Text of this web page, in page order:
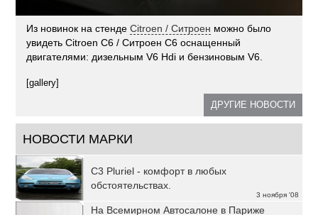
Из новинок на стендеCitroen / Ситроен можно было
увидеть Citroen С6 / Ситроен С6 оснащенный
двигателями: дизельным V6 Hdi и бензиновым V6.
[gallery]
ДРУГИЕ НОВОСТИ
НОВОСТИ МАРКИ
3 ноября '08
C3 Pluriel - комфорт в любых
обстоятельствах.
На Всемирном Автосалоне в Париже